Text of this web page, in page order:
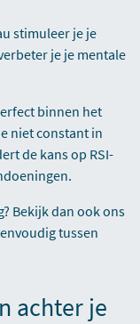
stimuleer je je
je je mentale
binnen het
niet constant in
de kans op RSI-
Bekijk dan ook ons
tussen
achter je